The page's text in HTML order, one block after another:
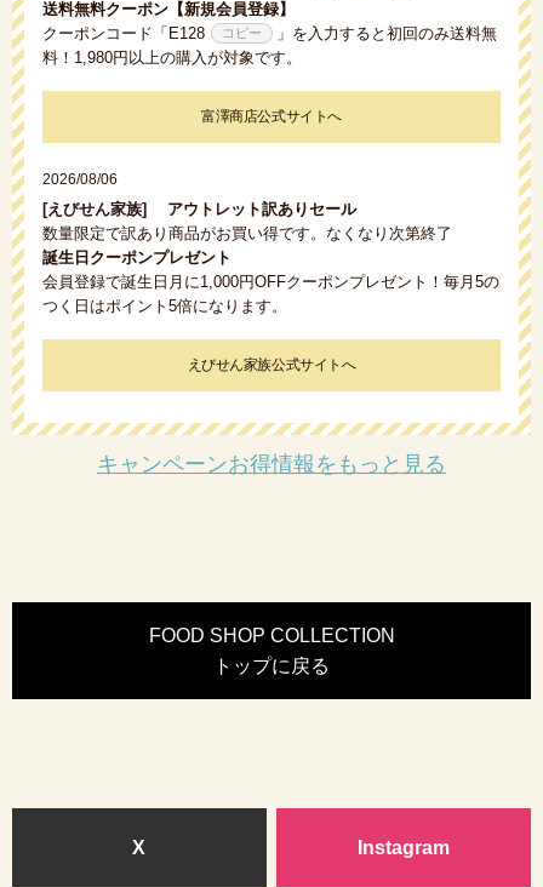
送料無料クーポン【新規会員登録】
クーポンコード「 E128
」を入力すると初回のみ送料無
料！1,980円以上の購入が対象です。
富澤商店公式サイトへ
2026/08/06
[えびせん家族]
アウトレット訳ありセール
数量限定で訳あり商品がお買い得です。なくなり次第終了
誕生日クーポンプレゼント
会員登録で誕生日月に1,000円OFFクーポンプレゼント！毎月5の
つく日はポイント5倍になります。
えびせん家族公式サイトへ
キャンペーンお得情報をもっと見る
FOOD SHOP COLLECTION
トップに戻る
X Instagram